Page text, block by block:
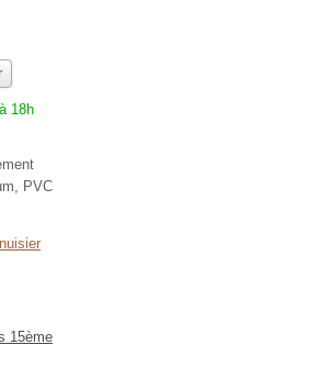
18h
PVC
15ème